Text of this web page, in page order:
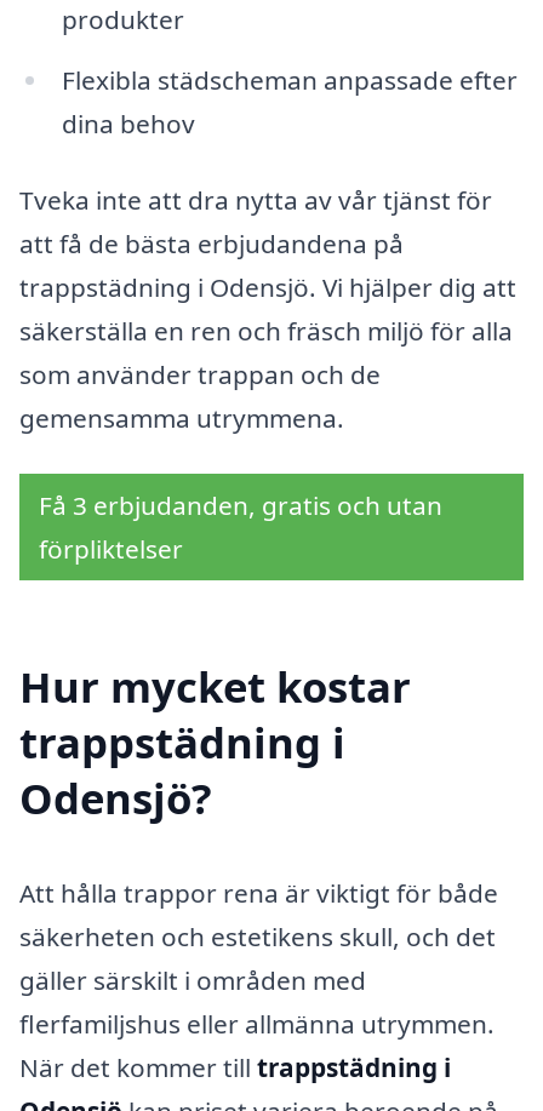
produkter
Flexibla städscheman anpassade efter
dina behov
Tveka inte att dra nytta av vår tjänst för
att få de bästa erbjudandena på
trappstädning i Odensjö. Vi hjälper dig att
säkerställa en ren och fräsch miljö för alla
som använder trappan och de
gemensamma utrymmena.
Få 3 erbjudanden, gratis och utan
förpliktelser
Hur mycket kostar
trappstädning i
Odensjö?
Att hålla trappor rena är viktigt för både
säkerheten och estetikens skull, och det
gäller särskilt i områden med
flerfamiljshus eller allmänna utrymmen.
När det kommer till trappstädning i